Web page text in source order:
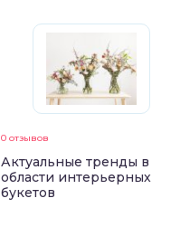
0 отзывов
Актуальные тренды в
области интерьерных
букетов